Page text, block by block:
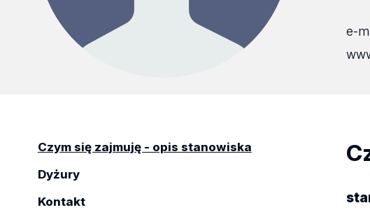
e-
Czym się zajmuję - opis stanowiska
Dyżury
Kontakt